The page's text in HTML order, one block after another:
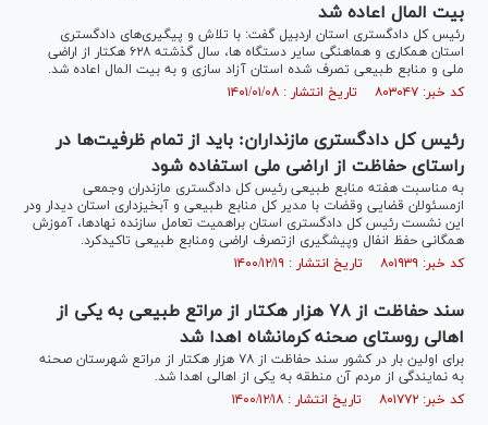
بیت المال اعاده شد
رئیس کل دادگستری استان اردبیل گفت: با تلاش و پیگیری‌های دادگستری
استان همکاری و هماهنگی سایر دستگاه ها، سال گذشته ۶۲۸ هکتار از اراضی
ملی و منابع طبیعی تصرف شده استان آزاد سازی و به بیت المال اعاده شد.
کد خبر: ۸۰۳۰۴۷ تاریخ انتشار : ۱۴۰۱/۰۱/۰۸
رئیس کل دادگستری مازنداران: باید از تمام ظرفیت‌ها در
راستای حفاظت از اراضی ملی استفاده شود
به مناسبت هفته منابع طبیعی رئیس کل دادگستری مازندران وجمعی
ازمسئولان قضایی وقضات با مدیر کل منابع طبیعی و آبخیزداری استان دیدار ودر
این نشست رئیس کل دادگستری استان براهمیت تعامل سازنده نهادها، آموزش
همگانی حفظ انفال وپیشگیری ازتصرف اراضی ومنابع طبیعی تاکیدکرد.
کد خبر: ۸۰۱۹۳۹ تاریخ انتشار : ۱۴۰۰/۱۲/۱۹
سند حفاظت از ۷۸ هزار هکتار از مراتع طبیعی به یکی از
اهالی روستا‌ی صحنه کرمانشاه اهدا شد
برای اولین بار در کشور سند حفاظت از ۷۸ هزار هکتار از مراتع شهرستان صحنه
به نمایندگی از مردم آن منطقه به یکی از اهالی اهدا شد.
کد خبر: ۸۰۱۷۷۲ تاریخ انتشار : ۱۴۰۰/۱۲/۱۸